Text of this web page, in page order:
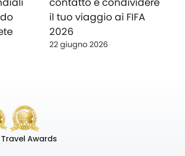
il tuo viaggio ai FIFA
2026
22 giugno 2026
Awards